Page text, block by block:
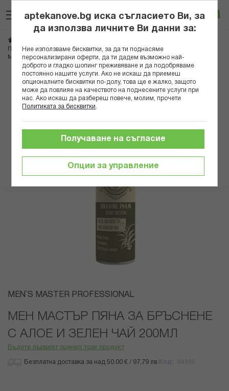
към
съдържанието
Вход
Пяна и гелове за бръснене
МЕН МАСТЪР ПЯНА ЗА БРЪСНЕНЕ С АЛОЕ И ЗЕЛЕН ЧАЙ 200МЛ
Преминете
края
галерията
изображенията
Преминете
началото
галерия
със
MEN`S MASTER PROFESSIONAL
МЕН МАСТЪР ПЯНА ЗА БРЪСНЕНЕ
С АЛОЕ И ЗЕЛЕН ЧАЙ 200МЛ
Бъдете първият оценил този продукт
Безплатна доставка за над 50.00 € / 97,79 лв.
aptekanove.bg иска съгласието Ви, за
да използва личните Ви данни за:
Ние използваме бисквитки, за да ти поднасяме
персонализирани оферти, да ти дадем възможно най-
доброто и гладко шопинг преживяване и да подобряваме
постоянно нашите услуги. Ако не искаш да приемеш
опционалните бисквитки по-долу, това ще е жалко, защото
може да повлияе на качеството на поднесените услуги при
нас. Ако искаш да разбереш повече, молим, прочети
Политиката за бисквитки
Опции за управление
Получаване на съгласие